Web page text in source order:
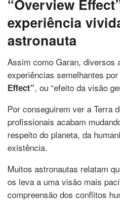
“Overview
experiência
astronauta
Assim como Garan, diversos
experiências semelhantes
Effect”, ou “efeito da visão
Por conseguirem ver a Terra
profissionais acabam
respeito do planeta, da
existência.
Muitos astronautas relatam
os leva a uma visão mais
compreensão dos conflitos